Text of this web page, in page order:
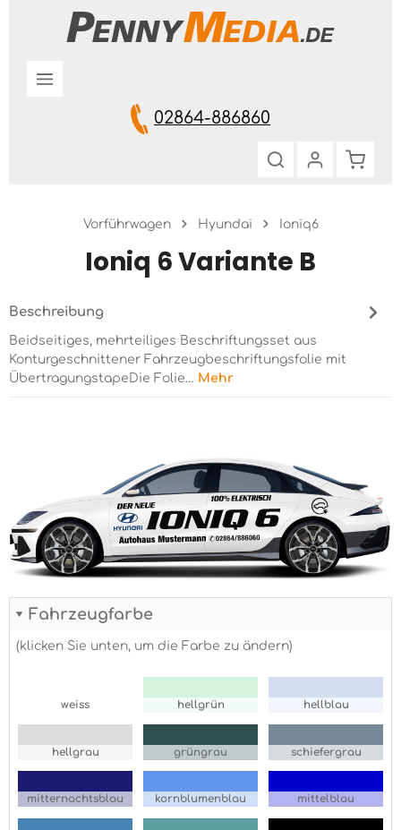
Zum Hauptinhalt springen
02864-886860
Vorführwagen Hyundai Ioniq6
Ioniq 6 Variante B
Beschreibung
Beidseitiges, mehrteiliges Beschriftungsset aus
Konturgeschnittener Fahrzeugbeschriftungsfolie mit
ÜbertragungstapeDie Folie… Mehr
Fahrzeugfarbe
(klicken Sie unten, um die Farbe zu ändern)
weiss hellgrün hellblau
hellgrau grüngrau schiefergrau
mitternachtsblau kornblumenblau mittelblau